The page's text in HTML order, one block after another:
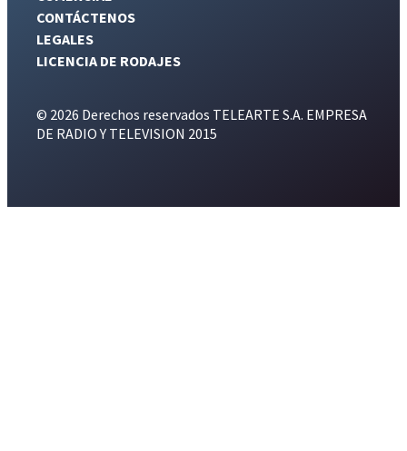
CONTÁCTENOS
LEGALES
LICENCIA DE RODAJES
© 2026 Derechos reservados TELEARTE S.A. EMPRESA
DE RADIO Y TELEVISION 2015